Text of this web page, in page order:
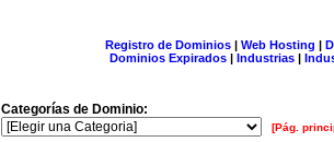
Registro de Dominios| Web Hosting |
Dominios Expirados | Industrias |
Categorías de Dominio:
[Pág.